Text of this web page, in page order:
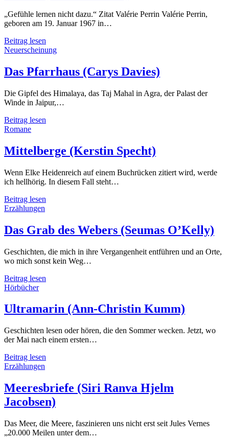
„Gefühle lernen nicht dazu.“ Zitat Valérie Perrin Valérie Perrin,
geboren am 19. Januar 1967 in…
Beitrag lesen
–
das
Geheimnis
Tante
Colette
Perrin)
Neuerscheinung
Das Pfarrhaus (Carys Davies)
Die Gipfel des Himalaya, das Taj Mahal in Agra, der Palast der
Winde in Jaipur,…
Beitrag lesen
Davies)
Romane
Mittelberge (Kerstin Specht)
Wenn Elke Heidenreich auf einem Buchrücken zitiert wird, werde
ich hellhörig. In diesem Fall steht…
Beitrag lesen
Erzählungen
Das Grab des Webers (Seumas O’Kelly)
Geschichten, die mich in ihre Vergangenheit entführen und an Orte,
wo mich sonst kein Weg…
Beitrag lesen
Webers
(Seumas
Hörbücher
Ultramarin (Ann-Christin Kumm)
Geschichten lesen oder hören, die den Sommer wecken. Jetzt, wo
der Mai nach einem ersten…
Beitrag lesen
Kumm)
Erzählungen
Meeresbriefe (Siri Ranva Hjelm
Jacobsen)
Das Meer, die Meere, faszinieren uns nicht erst seit Jules Vernes
„20.000 Meilen unter dem…